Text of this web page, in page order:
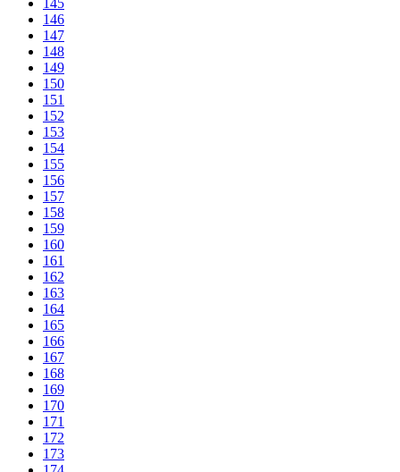
146
147
148
149
150
151
152
153
154
155
156
157
158
159
160
161
162
163
164
165
166
167
168
169
170
171
172
173